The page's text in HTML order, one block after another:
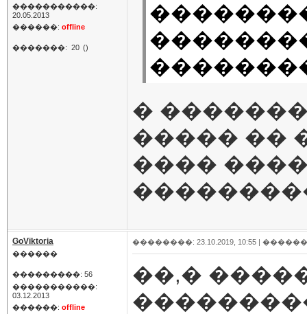
�����������:
20.05.2013
������: offline
�������: 20 ()
�
����� ��
����
GoViktoria
������
���������: 56
�����������:
03.12.2013
������: offline
��������: 23.10.2019, 10:55 |
��,�